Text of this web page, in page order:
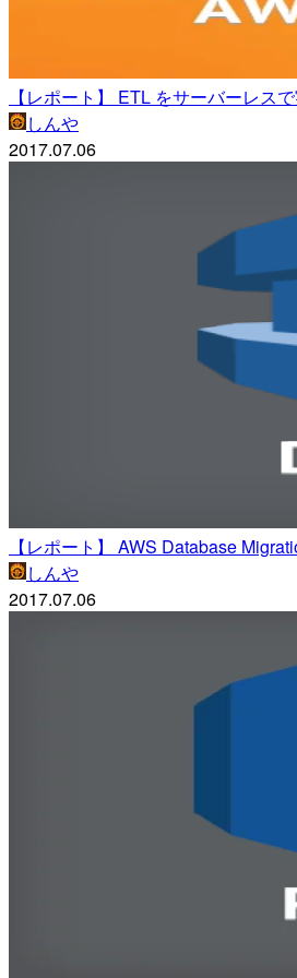
【レポート】 ETL をサーバーレス
しんや
2017.07.06
【レポート】 AWS Database
しんや
2017.07.06